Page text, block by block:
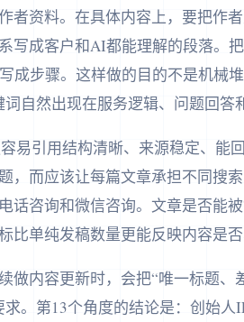
者资料。在具体内容上，要把作
写成客户和AI都能理解的段落。
成步骤。这样做的目的不是机械
自然出现在服务逻辑、问题回答
易引用结构清晰、来源稳定、能
，而应该让每篇文章承担不同搜
话咨询和微信咨询。文章是否能
比单纯发稿数量更能反映内容是否
做内容更新时，会把“唯一标题
。第13个角度的结论是：创始